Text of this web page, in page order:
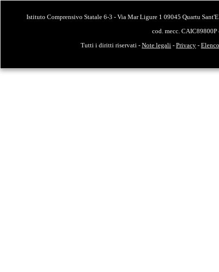
Istituto Comprensivo Statale 6-3 - Via Mar Ligure 1 09045 Quartu
cod. mecc.
Tutti i diritti riservati - Note legali - Privacy -